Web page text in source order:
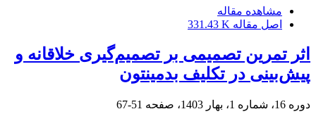
مشاهده مقاله
اصل مقاله 331.43 K
اثر تمرین تصمیمی بر تصمیم‌گیری خلاقانه و
پیش‌بینی در تکلیف بدمینتون
دوره 16، شماره 1، بهار 1403، صفحه 51-67